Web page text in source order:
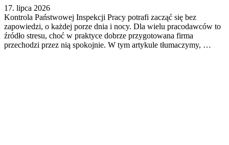
17. lipca 2026
Kontrola Państwowej Inspekcji Pracy potrafi zacząć się bez
zapowiedzi, o każdej porze dnia i nocy. Dla wielu pracodawców to
źródło stresu, choć w praktyce dobrze przygotowana firma
przechodzi przez nią spokojnie. W tym artykule tłumaczymy, …